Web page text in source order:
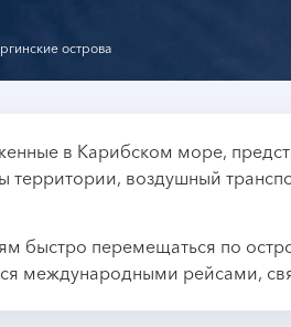
острова
в Карибском море,
воздушный
быстро перемещаться по
международными рейсами,